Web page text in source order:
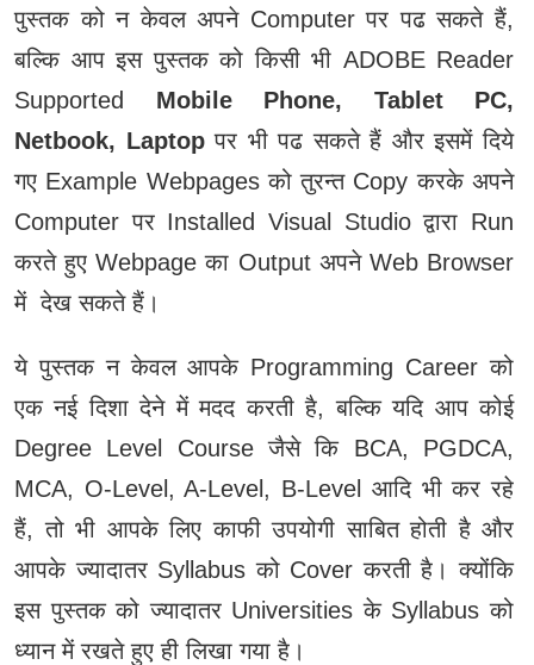
पुस्‍तक को न केवल अपने Computer पर पढ सकते हैं,
बल्कि आप इस पुस्‍तक को किसी भी ADOBE Reader
Supported Mobile Phone, Tablet PC,
Netbook, Laptopपर भी पढ सकते हैं और इसमें दिये
गए Example Webpages को तुरन्‍त Copy करके अपने
Computer पर Installed Visual Studio द्वारा Run
करते हुए Webpage का Output अपने Web Browser
में देख सकते हैं।
ये पुस्‍तक न केवल आपके Programming Career को
एक नई दिशा देने में मदद करती है, बल्कि यदि आप कोई
Degree Level Course जैसे कि BCA, PGDCA,
MCA, O-Level, A-Level, B-Level आदि भी कर रहे
हैं, तो भी आपके लिए काफी उपयोगी साबित होती है और
आपके ज्‍यादातर Syllabus को Cover करती है। क्‍योंकि
इस पुस्‍तक को ज्‍यादातर Universities के Syllabus को
ध्‍यान में रखते हुए ही लिखा गया है।